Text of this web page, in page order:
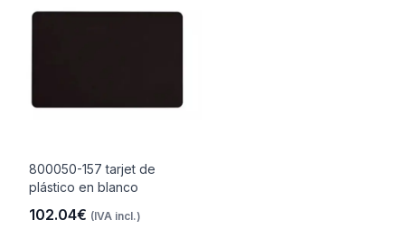
800050-157 tarjet de
plástico en blanco
102.04€ (IVA incl.)